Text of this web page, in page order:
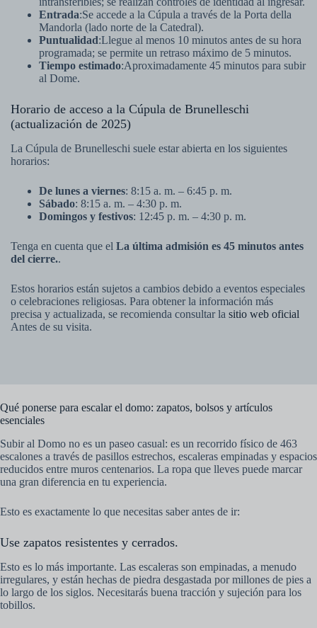
Entrada:Se accede a la Cúpula a través de la Porta della
Mandorla (lado norte de la Catedral).
Puntualidad:Llegue al menos 10 minutos antes de su hora
programada; se permite un retraso máximo de 5 minutos.
Tiempo estimado:Aproximadamente 45 minutos para subir
al Dome.
Horario de acceso a la Cúpula de Brunelleschi
(actualización de 2025)
La Cúpula de Brunelleschi suele estar abierta en los siguientes
horarios:
De lunes a viernes: 8:15 a. m. – 6:45 p. m.
Sábado: 8:15 a. m. – 4:30 p. m.
Domingos y festivos: 12:45 p. m. – 4:30 p. m.
Tenga en cuenta que el La última admisión es 45 minutos antes
del cierre..
Estos horarios están sujetos a cambios debido a eventos especiales
o celebraciones religiosas. Para obtener la información más
precisa y actualizada, se recomienda consultar la sitio web oficial
Antes de su visita.
Qué ponerse para escalar el domo: zapatos, bolsos y artículos
esenciales
Subir al Domo no es un paseo casual: es un recorrido físico de 463
escalones a través de pasillos estrechos, escaleras empinadas y espacios
reducidos entre muros centenarios. La ropa que lleves puede marcar
una gran diferencia en tu experiencia.
Esto es exactamente lo que necesitas saber antes de ir:
Use zapatos resistentes y cerrados.
Esto es lo más importante. Las escaleras son empinadas, a menudo
irregulares, y están hechas de piedra desgastada por millones de pies a
lo largo de los siglos. Necesitarás buena tracción y sujeción para los
tobillos.